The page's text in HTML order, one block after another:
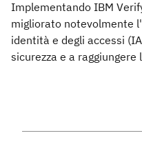
Implementando IBM
migliorato notevolmente
identità e degli accessi
sicurezza e a